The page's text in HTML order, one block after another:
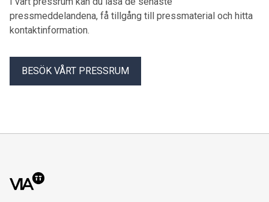
pressmeddelandena, få tillgång till pressmaterial och hitta
kontaktinformation.
BESÖK VÅRT PRESSRUM